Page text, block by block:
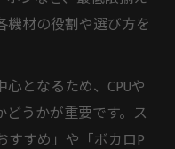
機材の役割や選び方を
となるため、CPUや
うかが重要です。ス
すすめ」や「ボカロP